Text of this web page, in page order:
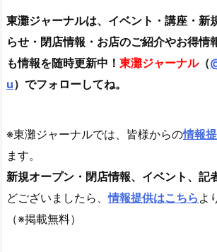
東灘ジャーナルは、イベント・講座・新
らせ・閉店情報・お店のご紹介やお得
も情報を随時更新中！ 東灘ジャーナル（
u）でフォローしてね。
※東灘ジャーナルでは、皆様からの情報
ます。
新規オープン・閉店情報、イベント、記
どございましたら、情報提供はこちら よ
（※掲載無料）